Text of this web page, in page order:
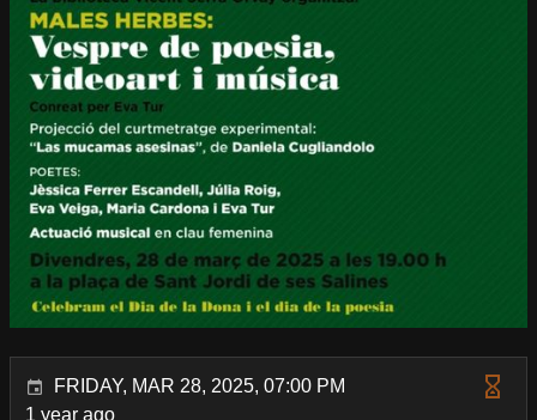
FRIDAY, MAR 28, 2025, 07:00 PM
1 year ago